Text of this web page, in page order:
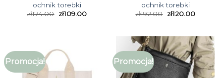
ochnik torebki
zł174.00 zł109.00
ochnik torebki
zł192.00 zł120.00
Promocja! Promocja!